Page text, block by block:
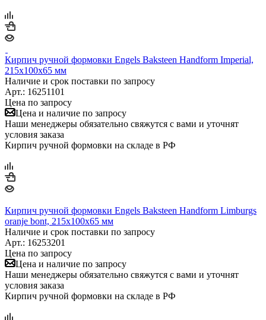
Кирпич ручной формовки Engels Baksteen Handform Imperial,
215х100х65 мм
Наличие и срок поставки по запросу
Арт.: 16251101
Цена по запросу
Цена и наличие по запросу
Наши менеджеры обязательно свяжутся с вами и уточнят
условия заказа
Кирпич ручной формовки на складе в РФ
Кирпич ручной формовки Engels Baksteen Handform Limburgs
oranje bont, 215х100х65 мм
Наличие и срок поставки по запросу
Арт.: 16253201
Цена по запросу
Цена и наличие по запросу
Наши менеджеры обязательно свяжутся с вами и уточнят
условия заказа
Кирпич ручной формовки на складе в РФ